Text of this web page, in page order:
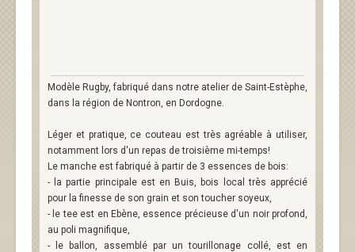
Modèle Rugby, fabriqué dans notre atelier de Saint-Estèphe,
dans la région de Nontron, en Dordogne.
Léger et pratique, ce couteau est très agréable à utiliser,
notamment lors d'un repas de troisième mi-temps!
Le manche est fabriqué à partir de 3 essences de bois:
- la partie principale est en Buis, bois local très apprécié
pour la finesse de son grain et son toucher soyeux,
- le tee est en Ebène, essence précieuse d'un noir profond,
au poli magnifique,
- le ballon, assemblé par un tourillonage collé, est en